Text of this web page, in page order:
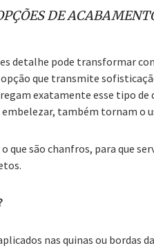
DE
detalhe pode transformar
opção que transmite
exatamente esse tipo
embelezar, também tornam o
que são chanfros, para que
nas quinas ou bordas